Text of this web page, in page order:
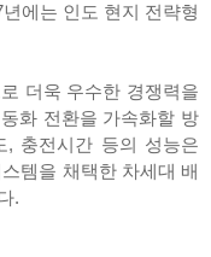
에는 인도 현지 전략형
더욱 우수한 경쟁력을
화 전환을 가속화할 방
, 충전시간 등의 성능은
템을 채택한 차세대 배
.